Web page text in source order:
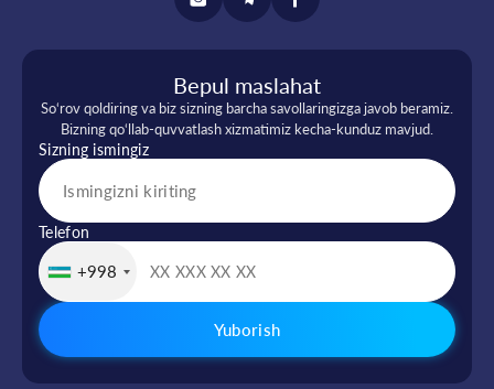
Bepul maslahat
So‘rov qoldiring va biz sizning barcha savollaringizga javob beramiz.
Bizning qo‘llab-quvvatlash xizmatimiz kecha-kunduz mavjud.
Sizning ismingiz
Telefon
+998
Yuborish